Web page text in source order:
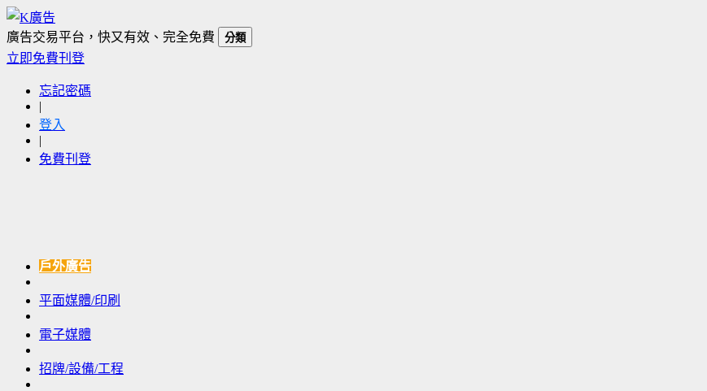
廣告交易平台，快又有效、完全免費 分類
立即免費刊登
忘記密碼
|
登入
|
免費刊登
戶外廣告
平面媒體/印刷
電子媒體
招牌/設備/工程